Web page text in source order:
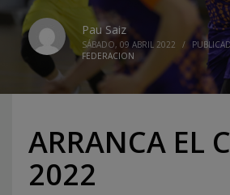
Pau Saiz
SÁBADO, 09 ABRIL 2022 /
FEDERACION
ARRANCA EL
2022